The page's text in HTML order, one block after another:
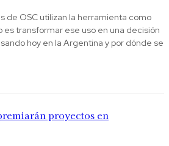
de OSC utilizan la herramienta como
es transformar ese uso en una decisión
hoy en la Argentina y por dónde se
proyectos en